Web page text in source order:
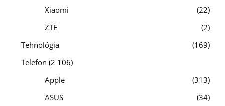
Xiaomi
22
ZTE
2
Tehnológia
169
Telefon (2 106)
Apple
313
ASUS
34